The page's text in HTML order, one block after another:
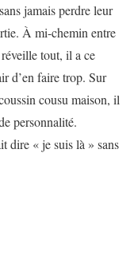
jamais perdre leur
À mi-chemin entre
tout, il a ce
d’en faire trop. Sur
cousu maison, il
personnalité.
dire « je suis là » sans